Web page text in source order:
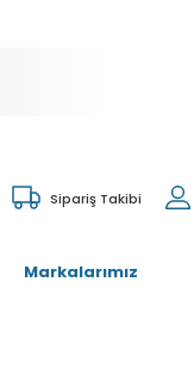
Sipariş Takibi
Markalarımız